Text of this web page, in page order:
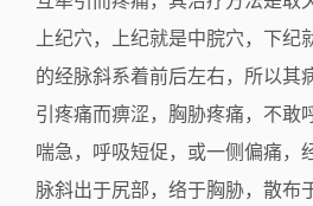
上纪穴，上纪就是中脘穴，下纪
的经脉斜系着前后左右，所以其
引疼痛而痹涩，胸胁疼痛，不敢
喘急，呼吸短促，或一侧偏痛，
脉斜出于尻部，络于胸胁，散布